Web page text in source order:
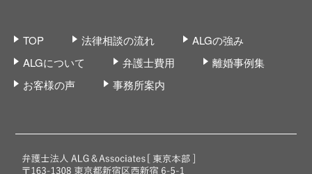
TOP 法律相談の流れ
ALGの強み
ALGについて
弁護士費用
離婚事例集
お客様の声
事務所案内